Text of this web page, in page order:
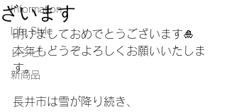
Information
Life Style
レシピ
新商品
ざいます
明けましておめでとうございます🎍
本年もどうぞよろしくお願いいたしま
す。
長井市は雪が降り続き、